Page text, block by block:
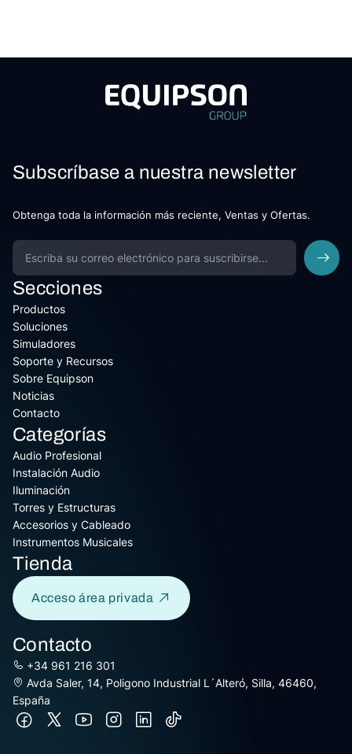
Subscríbase a nuestra newsletter
Obtenga toda la información más reciente, Ventas y Ofertas.
Secciones
Productos
Soluciones
Simuladores
Soporte y Recursos
Sobre Equipson
Noticias
Contacto
Categorías
Audio Profesional
Instalación Audio
Iluminación
Torres y Estructuras
Accesorios y Cableado
Instrumentos Musicales
Tienda
Acceso área privada
Contacto
+34 961 216 301
Avda Saler, 14, Poligono Industrial L´Alteró, Silla, 46460,
España